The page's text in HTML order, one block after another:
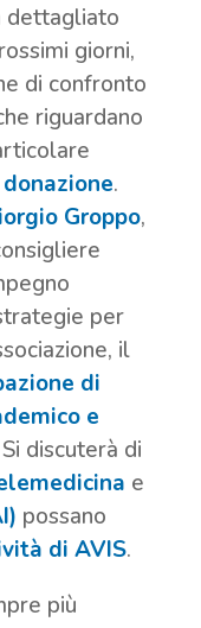
dettagliato
giorni,
di confronto
riguardano
.
Groppo,
per
il
di
e
discuterà di
e
possano
di AVIS.
più